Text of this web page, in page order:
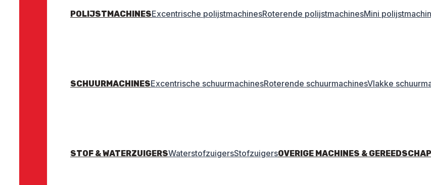
POLIJSTMACHINESExcentrische polijstmachinesRoterende polijstmachinesMini
SCHUURMACHINESExcentrische schuurmachinesRoterende schuurmachinesVlakke
STOF & WATERZUIGERSWaterstofzuigersStofzuigersOVERIGE MACHINES & GEREEDSCHAP